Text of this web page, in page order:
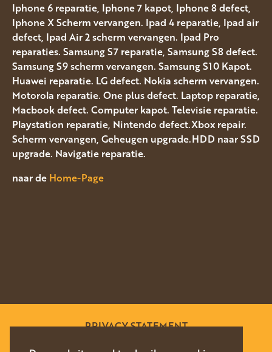
Iphone 6 reparatie, Iphone 7 kapot, Iphone 8 defect,
Iphone X Scherm vervangen. Ipad 4 reparatie, Ipad air
defect, Ipad Air 2 scherm vervangen. Ipad Pro
reparaties. Samsung S7 reparatie, Samsung S8 defect.
Samsung S9 scherm vervangen. Samsung S10 Kapot.
Huawei reparatie. LG defect. Nokia scherm vervangen.
Motorola reparatie. One plus defect. Laptop reparatie,
Macbook defect. Computer kapot. Televisie reparatie.
Playstation reparatie, Nintendo defect.Xbox repair.
Scherm vervangen, Geheugen upgrade.HDD naar SSD
upgrade. Navigatie reparatie.
naar de Home-Page
PRIVACY STATEMENT